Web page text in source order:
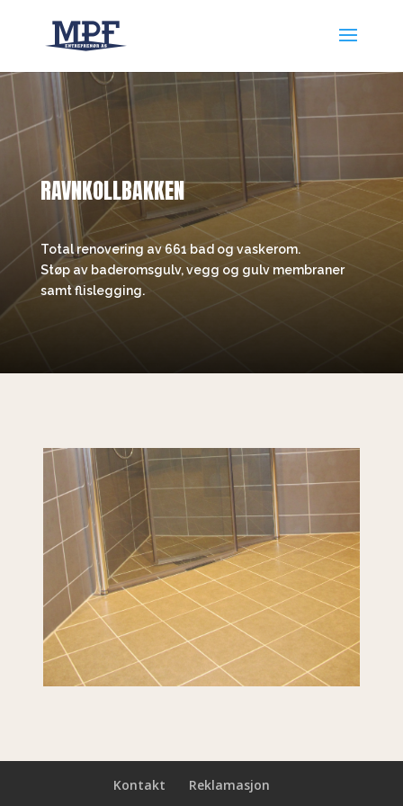
RAVNKOLLBAKKEN
Total renovering av 661 bad og vaskerom.
Støp av baderomsgulv, vegg og gulv membraner
samt flislegging.
Kontakt Reklamasjon